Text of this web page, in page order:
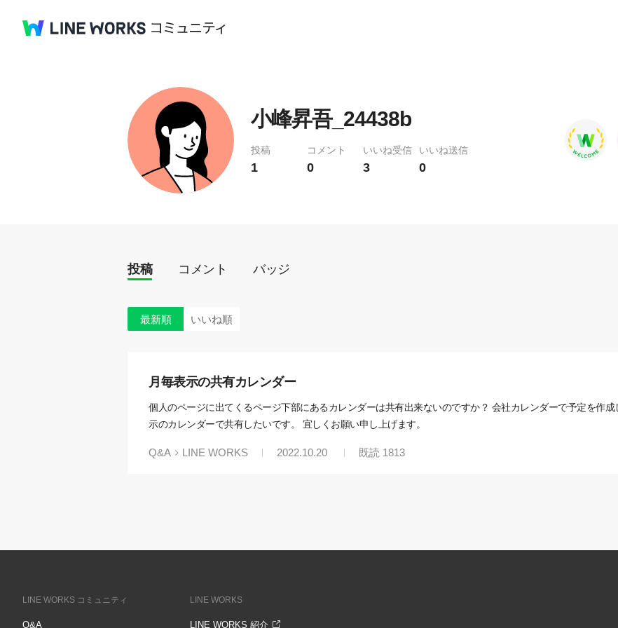
小峰昇吾_24438b
投稿
1
コメント
0
いいね受信
3
いいね送信
0
投稿 コメント バッジ
最新順 いいね順
月毎表示の共有カレンダー
個人のページに出てくるページ下部にあるカレンダーは共有出来ないのですか？ 会社カレンダーで予定を作
示のカレンダーで共有したいです。 宜しくお願い申し上げます。
Q&A LINE WORKS 2022.10.20 既読 1813
LINE WORKS コミュニティ
Q&A
LINE WORKS
LINE WORKS 紹介